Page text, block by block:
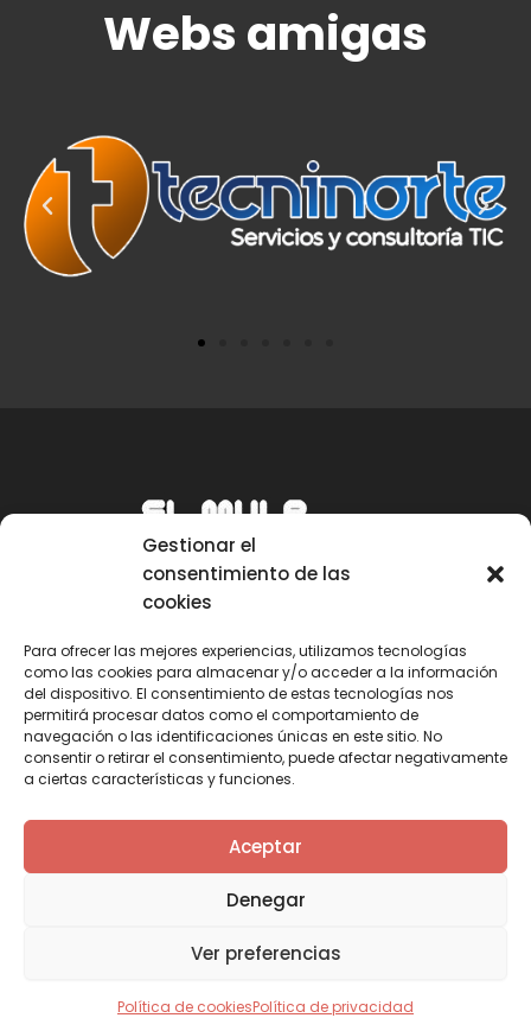
Gestionar el
consentimiento de las
cookies
Para ofrecer las mejores experiencias, utilizamos tecnologías
como las cookies para almacenar y/o acceder a la información
del dispositivo. El consentimiento de estas tecnologías nos
permitirá procesar datos como el comportamiento de
navegación o las identificaciones únicas en este sitio. No
consentir o retirar el consentimiento, puede afectar negativamente
a ciertas características y funciones.
Aceptar
Denegar
Ver preferencias
Política de cookiesPolítica de privacidad
Webs amigas
Email
mule@mulecarajonero.com
Síguenos en redes sociales
a
k
T
w
i
t
e
Y
o
u
t
b
n
a